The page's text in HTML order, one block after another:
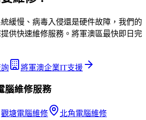
緩慢、病毒入侵還是硬件故障，我們的
供快速維修服務。將軍澳區最快即日完
將軍澳企業IT支援
腦維修服務
觀塘電腦維修 北角電腦維修